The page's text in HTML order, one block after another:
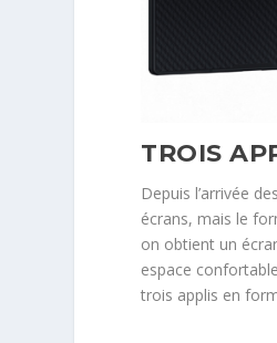
TROIS
Depuis l’arrivée
écrans, mais le
on obtient un
espace
trois applis en